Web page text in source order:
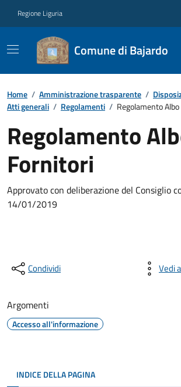
Regione Liguria
Comune di Bajardo
Home / Amministrazione trasparente /
Atti generali / Regolamenti / Regolamento
Regolamento
Fornitori
Approvato con deliberazione del Consiglio
14/01/2019
Condividi Vedi
Argomenti
Accesso all'informazione
INDICE DELLA PAGINA